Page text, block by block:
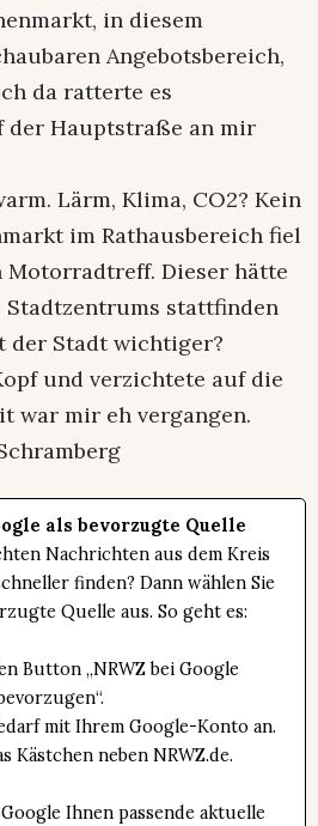
in diesem
Angebotsbereich,
da ratterte es
der Hauptstraße an mir
Lärm, Klima, CO2? Kein
im Rathausbereich fiel
Motorradtreff. Dieser hätte
Stadtzentrums stattfinden
der Stadt wichtiger?
und verzichtete auf die
war mir eh vergangen.
als bevorzugte Quelle
Nachrichten aus dem Kreis
finden? Dann wählen Sie
Quelle aus. So geht es:
Button „NRWZ bei Google
mit Ihrem Google-Konto an.
Kästchen neben NRWZ.de.
Ihnen passende aktuelle